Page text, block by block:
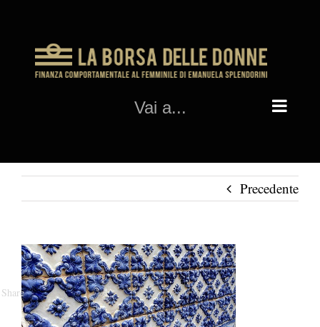
contenuto
Vai a...
Precedente
Share